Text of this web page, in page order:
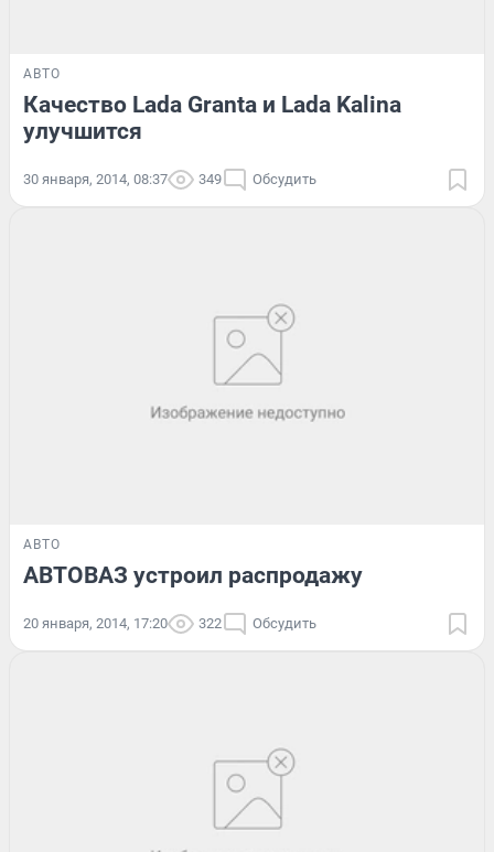
АВТО
Качество Lada Granta и Lada Kalina
улучшится
30 января, 2014, 08:37 349 Обсудить
АВТО
АВТОВАЗ устроил распродажу
20 января, 2014, 17:20 322 Обсудить